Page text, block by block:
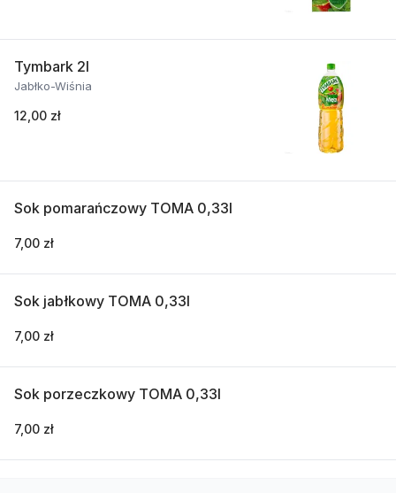
Tymbark 2l
Jabłko-Wiśnia
12,00 zł
Sok pomarańczowy TOMA 0,33l
7,00 zł
Sok jabłkowy TOMA 0,33l
7,00 zł
Sok porzeczkowy TOMA 0,33l
7,00 zł